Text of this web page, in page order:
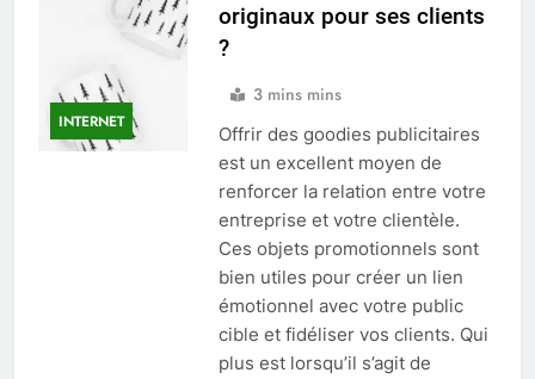
INTERNET
originaux pour ses clients
?
3 mins mins
Offrir des goodies publicitaires
est un excellent moyen de
renforcer la relation entre votre
entreprise et votre clientèle.
Ces objets promotionnels sont
bien utiles pour créer un lien
émotionnel avec votre public
cible et fidéliser vos clients. Qui
plus est lorsqu’il s’agit de